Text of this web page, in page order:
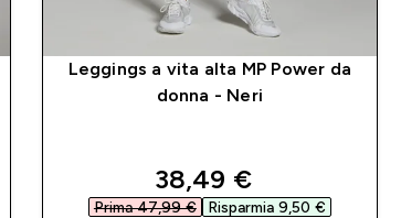
Leggings a vita alta MP Power da
donna - Neri
discounted price
38,49 €‎
Prima 47,99 €‎ Risparmia 9,50 €‎